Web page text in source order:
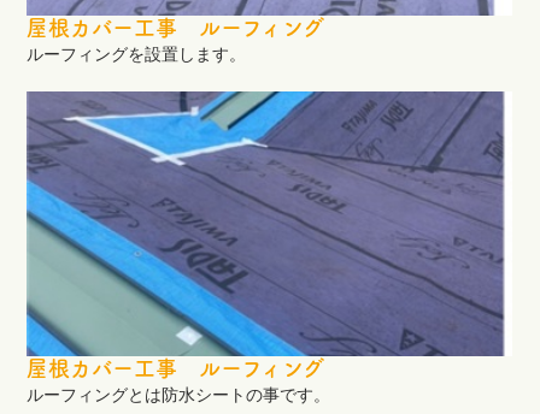
屋根カバー工事 ルーフィング
ルーフィングを設置します。
屋根カバー工事 ルーフィング
ルーフィングとは防水シートの事です。